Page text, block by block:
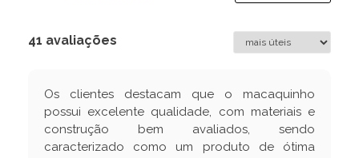
41 avaliações
Os clientes destacam que o macaquinho
possui excelente qualidade, com materiais e
construção bem avaliados, sendo
caracterizado como um produto de ótima